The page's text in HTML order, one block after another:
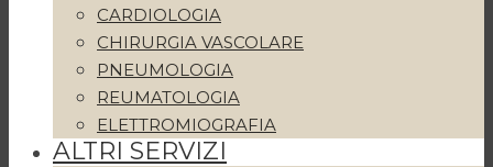
CARDIOLOGIA
CHIRURGIA VASCOLARE
PNEUMOLOGIA
REUMATOLOGIA
ELETTROMIOGRAFIA
ALTRI SERVIZI